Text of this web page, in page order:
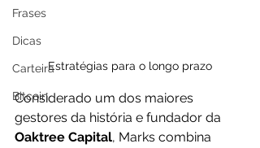
Frases
Dicas
Carteira
Bitcoin
Estratégias para o longo prazo
Considerado um dos maiores
gestores da história e fundador da
Oaktree Capital, Marks combina